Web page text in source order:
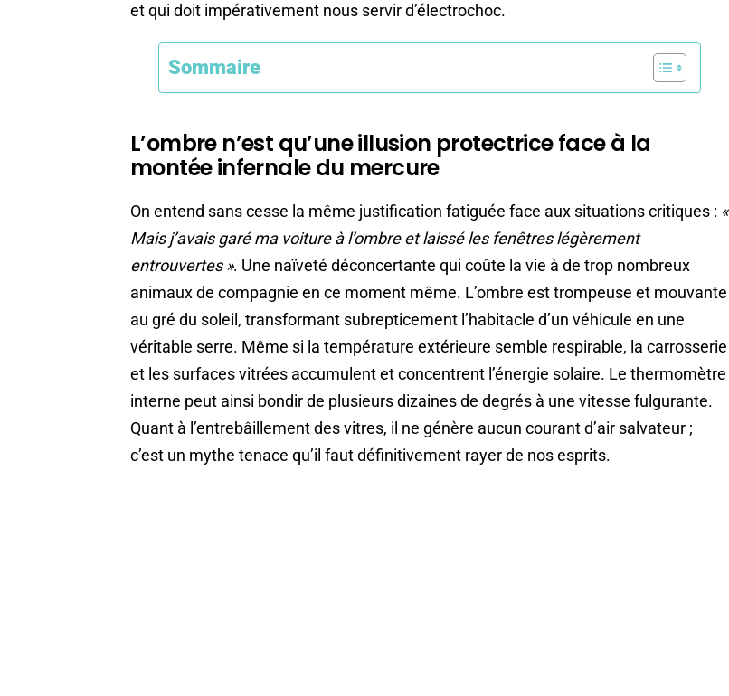
et qui doit impérativement nous servir d’électrochoc.
Sommaire
L’ombre n’est qu’une illusion protectrice face à la
montée infernale du mercure
On entend sans cesse la même justification fatiguée face aux situations critiques : «
Mais j’avais garé ma voiture à l’ombre et laissé les fenêtres légèrement
entrouvertes ». Une naïveté déconcertante qui coûte la vie à de trop nombreux
animaux de compagnie en ce moment même. L’ombre est trompeuse et mouvante
au gré du soleil, transformant subrepticement l’habitacle d’un véhicule en une
véritable serre. Même si la température extérieure semble respirable, la carrosserie
et les surfaces vitrées accumulent et concentrent l’énergie solaire. Le thermomètre
interne peut ainsi bondir de plusieurs dizaines de degrés à une vitesse fulgurante.
Quant à l’entrebâillement des vitres, il ne génère aucun courant d’air salvateur ;
c’est un mythe tenace qu’il faut définitivement rayer de nos esprits.